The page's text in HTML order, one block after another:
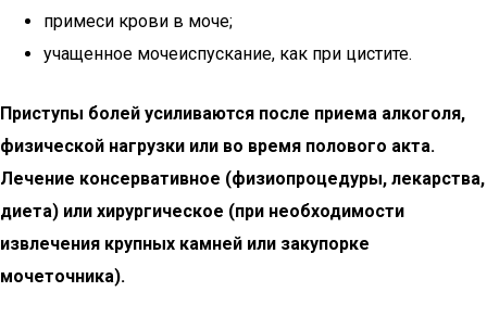
примеси крови в моче;
учащенное мочеиспускание, как при цистите.
Приступы болей усиливаются после приема алкоголя,
физической нагрузки или во время полового акта.
Лечение консервативное (физиопроцедуры, лекарства,
диета) или хирургическое (при необходимости
извлечения крупных камней или закупорке
мочеточника).